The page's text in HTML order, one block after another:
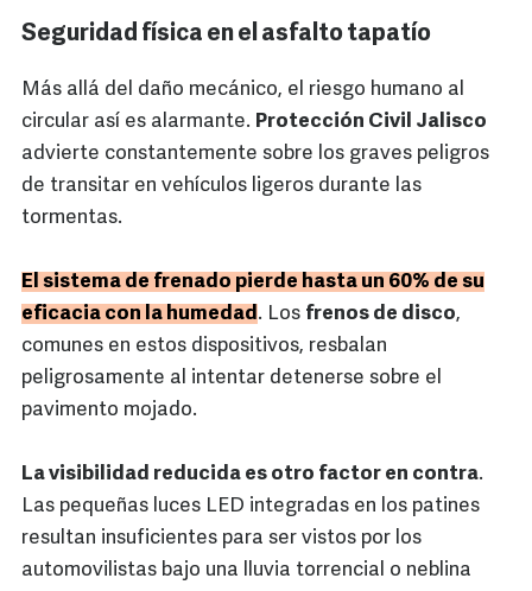
Seguridad física en el asfalto tapatío
Más allá del daño mecánico, el riesgo humano al
circular así es alarmante. Protección Civil Jalisco
advierte constantemente sobre los graves peligros
de transitar en vehículos ligeros durante las
tormentas.
El sistema de frenado pierde hasta un 60% de su
eficacia con la humedad. Los frenos de disco,
comunes en estos dispositivos, resbalan
peligrosamente al intentar detenerse sobre el
pavimento mojado.
La visibilidad reducida es otro factor en contra.
Las pequeñas luces LED integradas en los patines
resultan insuficientes para ser vistos por los
automovilistas bajo una lluvia torrencial o neblina